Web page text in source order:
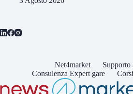
Net4market
Consulenza Expert gare
Corsi